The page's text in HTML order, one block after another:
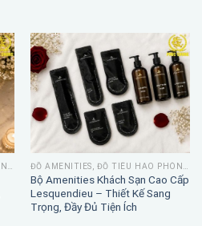
Bộ Amenities Khách Sạn Cao Cấp
Lesquendieu – Thiết Kế Sang
Trọng, Đầy Đủ Tiện Ích